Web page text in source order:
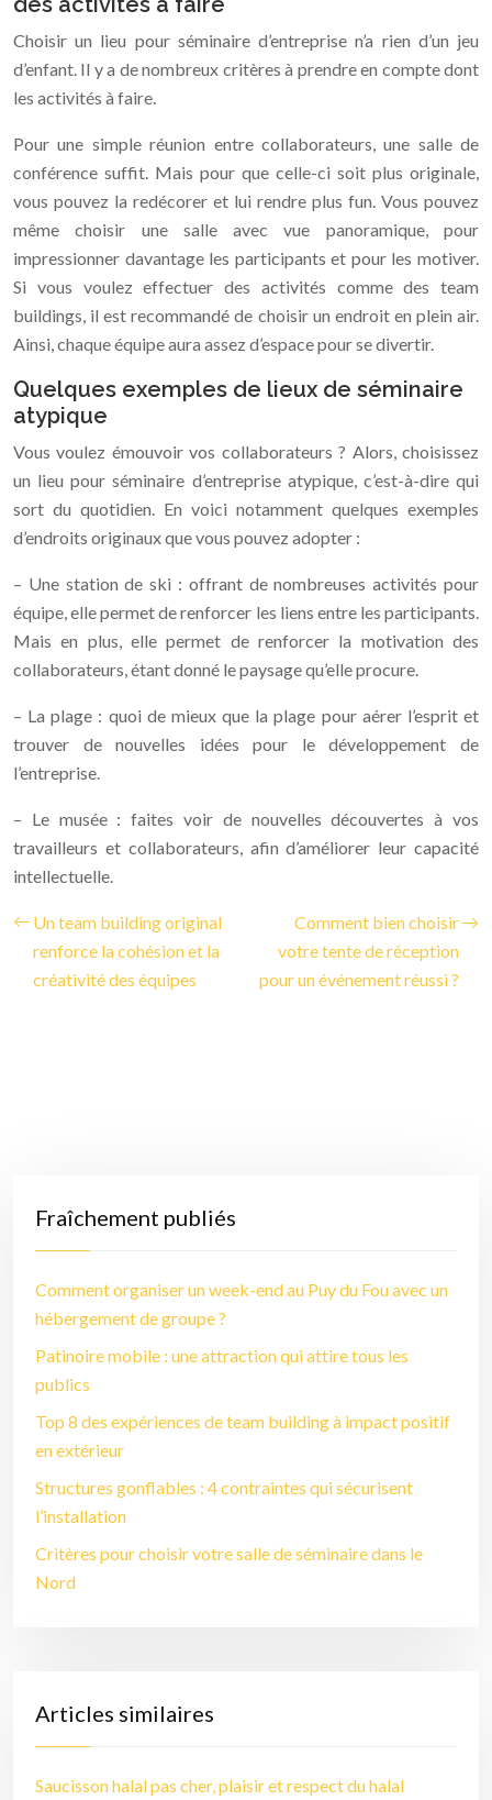
Choisir un lieu pour séminaire d’entreprise n’a rien d’un jeu
d’enfant. Il y a de nombreux critères à prendre en compte dont
les activités à faire.
Pour une simple réunion entre collaborateurs, une salle de
conférence suffit. Mais pour que celle-ci soit plus originale,
vous pouvez la redécorer et lui rendre plus fun. Vous pouvez
même choisir une salle avec vue panoramique, pour
impressionner davantage les participants et pour les motiver.
Si vous voulez effectuer des activités comme des team
buildings, il est recommandé de choisir un endroit en plein air.
Ainsi, chaque équipe aura assez d’espace pour se divertir.
Quelques exemples de lieux de séminaire
atypique
Vous voulez émouvoir vos collaborateurs ? Alors, choisissez
un lieu pour séminaire d’entreprise atypique, c’est-à-dire qui
sort du quotidien. En voici notamment quelques exemples
d’endroits originaux que vous pouvez adopter :
– Une station de ski : offrant de nombreuses activités pour
équipe, elle permet de renforcer les liens entre les participants.
Mais en plus, elle permet de renforcer la motivation des
collaborateurs, étant donné le paysage qu’elle procure.
– La plage : quoi de mieux que la plage pour aérer l’esprit et
trouver de nouvelles idées pour le développement de
l’entreprise.
– Le musée : faites voir de nouvelles découvertes à vos
travailleurs et collaborateurs, afin d’améliorer leur capacité
intellectuelle.
Un team building original
renforce la cohésion et la
créativité des équipes
Comment bien choisir
votre tente de réception
pour un événement réussi ?
Fraîchement publiés
Comment organiser un week-end au Puy du Fou avec un
hébergement de groupe ?
Patinoire mobile : une attraction qui attire tous les
publics
Top 8 des expériences de team building à impact positif
en extérieur
Structures gonflables : 4 contraintes qui sécurisent
l’installation
Critères pour choisir votre salle de séminaire dans le
Nord
Articles similaires
Saucisson halal pas cher, plaisir et respect du halal